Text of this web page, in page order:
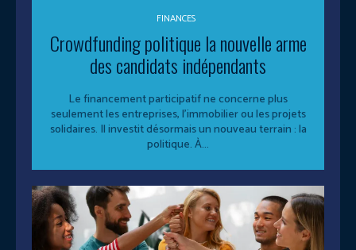
FINANCES
Crowdfunding politique la nouvelle arme
des candidats indépendants
Le financement participatif ne concerne plus
seulement les entreprises, l’immobilier ou les projets
solidaires. Il investit désormais un nouveau terrain : la
politique. À...